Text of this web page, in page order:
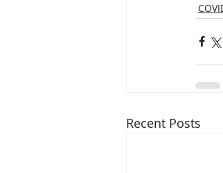
Recent Posts